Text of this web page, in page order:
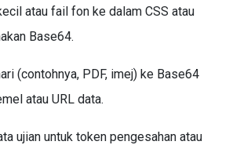
atau fail fon ke dalam CSS atau
Base64.
(contohnya, PDF, imej) ke Base64
atau URL data.
ujian untuk token pengesahan atau